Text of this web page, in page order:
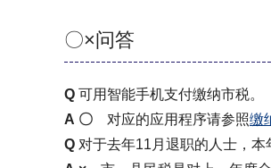
〇×问答
Q 可用智能手机支付缴纳市税。
A 〇 对应的应用程序请参照缴
Q 对于去年11月退职的人士，